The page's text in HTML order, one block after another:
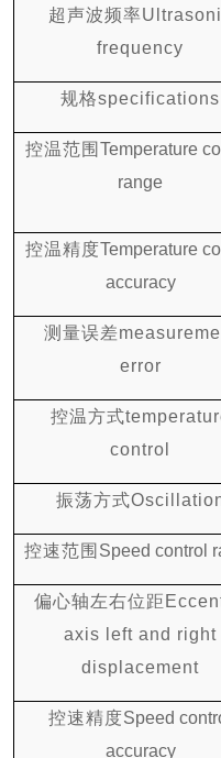
超声波频率
frequency
规格specifications
控温范围Temperature
range
控温精度Temperature
accuracy
测量误差
error
控温方式
control
振荡方式
控速范围 Speed control
偏心轴左右位距
axis left and right
displacement
控速精度Speed
accuracy